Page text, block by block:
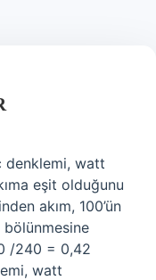
denklemi, watt
eşit olduğunu
akım, 100’ün
/240 = 0,42
watt